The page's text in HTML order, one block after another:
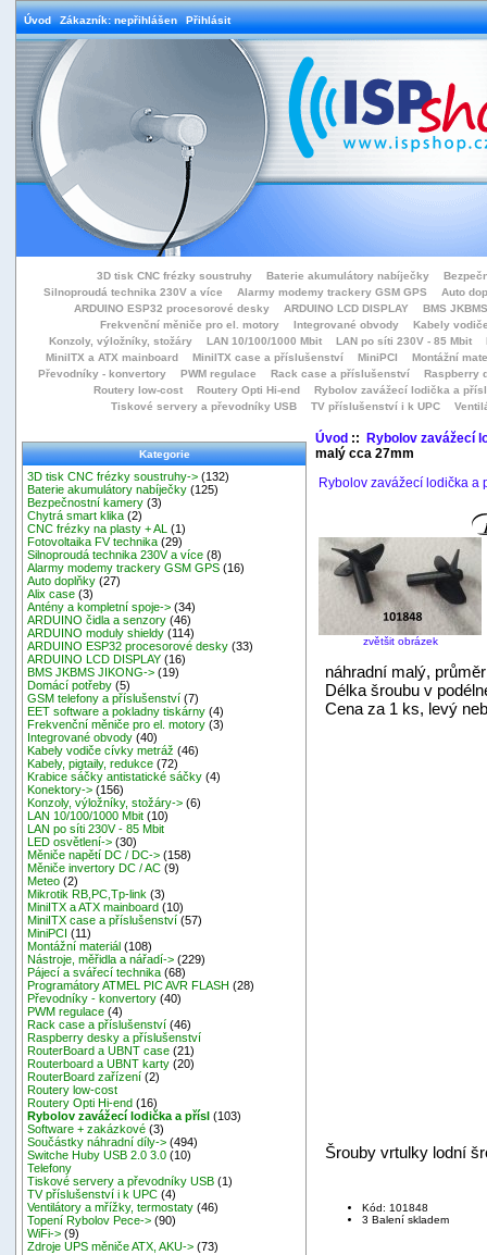
Úvod Zákazník: nepřihlášen Přihlásit
3D tisk CNC frézky soustruhy Baterie akumulátory nabíječky
Silnoproudá technika 230V a více
Alarmy modemy trackery GSM GPS
Auto
ARDUINO ESP32 procesorové desky
ARDUINO LCD DISPLAY
BMS
Frekvenční měniče pro el. motory
Integrované obvody
Kabely
Konzoly, výložníky, stožáry
LAN 10/100/1000 Mbit LAN po síti 230V - 85 Mbit
MiniITX a ATX mainboard
MiniITX case a příslušenství MiniPCI
Montážní
Převodníky - konvertory
PWM regulace Rack case a příslušenství
Raspberry
Routery low-cost
Routery Opti Hi-end
Rybolov zavážecí lodička a přísl
Tiskové servery a převodníky USB
TV příslušenství i k UPC
Kategorie
3D tisk CNC frézky soustruhy-> (132)
Baterie akumulátory nabíječky (125)
Bezpečnostní kamery (3)
Chytrá smart klika (2)
CNC frézky na plasty + AL
(1)
Fotovoltaika FV technika (29)
Silnoproudá technika 230V a více (8)
Alarmy modemy trackery GSM GPS (16)
Auto doplňky (27)
Alix case (3)
Antény a kompletní spoje-> (34)
ARDUINO čidla a senzory (46)
ARDUINO moduly shieldy (114)
ARDUINO ESP32 procesorové desky (33)
ARDUINO LCD DISPLAY (16)
BMS JKBMS JIKONG-> (19)
Domácí potřeby (5)
GSM telefony a příslušenství (7)
EET software a pokladny tiskárny (4)
Frekvenční měniče pro el. motory (3)
Integrované obvody (40)
Kabely vodiče cívky metráž (46)
Kabely, pigtaily, redukce (72)
Krabice sáčky antistatické sáčky (4)
Konektory-> (156)
Konzoly, výložníky, stožáry-> (6)
LAN 10/100/1000 Mbit (10)
LAN po síti 230V - 85 Mbit
LED osvětlení-> (30)
Měniče napětí DC / DC-> (158)
Měniče invertory DC / AC (9)
Meteo (2)
Mikrotik RB,PC,Tp-link (3)
MiniITX a ATX mainboard (10)
MiniITX case a příslušenství (57)
MiniPCI (11)
Montážní materiál (108)
Nástroje, měřidla a nářadí-> (229)
Pájecí a svářecí technika (68)
Programátory ATMEL PIC AVR FLASH (28)
Převodníky - konvertory (40)
PWM regulace (4)
Rack case a příslušenství (46)
Raspberry desky a příslušenství
RouterBoard a UBNT case (21)
Routerboard a UBNT karty (20)
RouterBoard zařízení (2)
Routery low-cost
Routery Opti Hi-end (16)
Rybolov zavážecí lodička a přísl (103)
Software + zakázkové (3)
Součástky náhradní díly-> (494)
Switche Huby USB 2.0 3.0 (10)
Telefony
Tiskové servery a převodníky USB (1)
TV příslušenství i k UPC (4)
Ventilátory a mřížky, termostaty (46)
Topení Rybolov Pece-> (90)
WiFi-> (9)
Zdroje UPS měniče ATX, AKU-> (73)
Úvod:: Rybolov zavážecí
malý cca 27mm
Rybolov zavážecí lodička a
zvětšit obrázek
náhradní malý,
Délka šroubu v
Cena za 1 ks, levý
Šrouby vrtulky lodní
Kód: 101848
3 Balení skladem